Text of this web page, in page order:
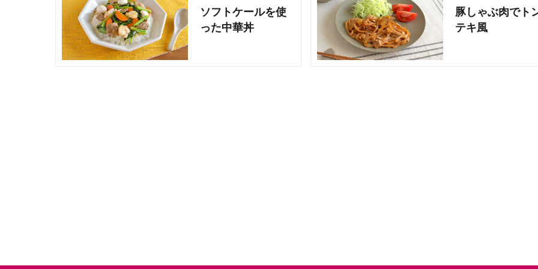
ソフトケールを使
った中華丼
豚しゃぶ肉でト
テキ風